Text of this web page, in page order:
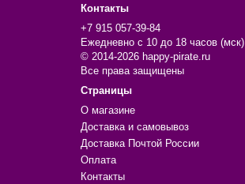
Контакты
+7 915 057-39-84
Ежедневно с 10 до 18 часов (мск)
© 2014-2026 happy-pirate.ru
Все права защищены
Страницы
О магазине
Доставка и самовывоз
Доставка Почтой России
Оплата
Контакты